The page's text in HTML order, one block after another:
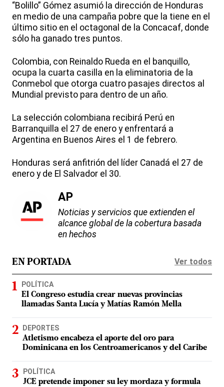
“Bolillo” Gómez asumió la dirección de Honduras
en medio de una campaña pobre que la tiene en el
último sitio en el octagonal de la Concacaf, donde
sólo ha ganado tres puntos.
Colombia, con Reinaldo Rueda en el banquillo,
ocupa la cuarta casilla en la eliminatoria de la
Conmebol que otorga cuatro pasajes directos al
Mundial previsto para dentro de un año.
La selección colombiana recibirá Perú en
Barranquilla el 27 de enero y enfrentará a
Argentina en Buenos Aires el 1 de febrero.
Honduras será anfitrión del líder Canadá el 27 de
enero y de El Salvador el 30.
AP
Noticias y servicios que extienden el
alcance global de la cobertura basada
en hechos
EN PORTADA Ver todos
POLÍTICA
El Congreso estudia crear nuevas provincias
llamadas Santa Lucía y Matías Ramón Mella
DEPORTES
Atletismo encabeza el aporte del oro para
Dominicana en los Centroamericanos y del Caribe
POLÍTICA
JCE pretende imponer su ley mordaza y formula